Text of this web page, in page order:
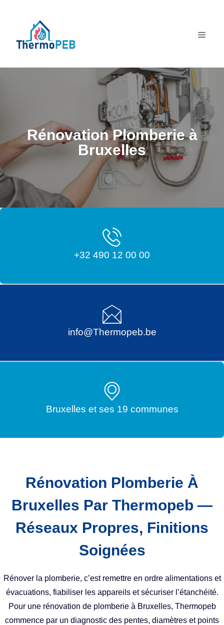
contenu
Rénovation Plomberie à
Bruxelles
+32 490 12 00 00
info@Thermopeb.be
Bruxelles et ses 19 communes
Rénovation Plomberie À
Bruxelles Par Thermopeb —
Réseaux Propres, Finitions
Soignées
Rénover la plomberie, c’est remettre en ordre alimentations et
évacuations, fiabiliser les appareils et sécuriser l’étanchéité.
Pour une rénovation de plomberie à Bruxelles, Thermopeb
commence par un diagnostic des pentes, diamètres et points